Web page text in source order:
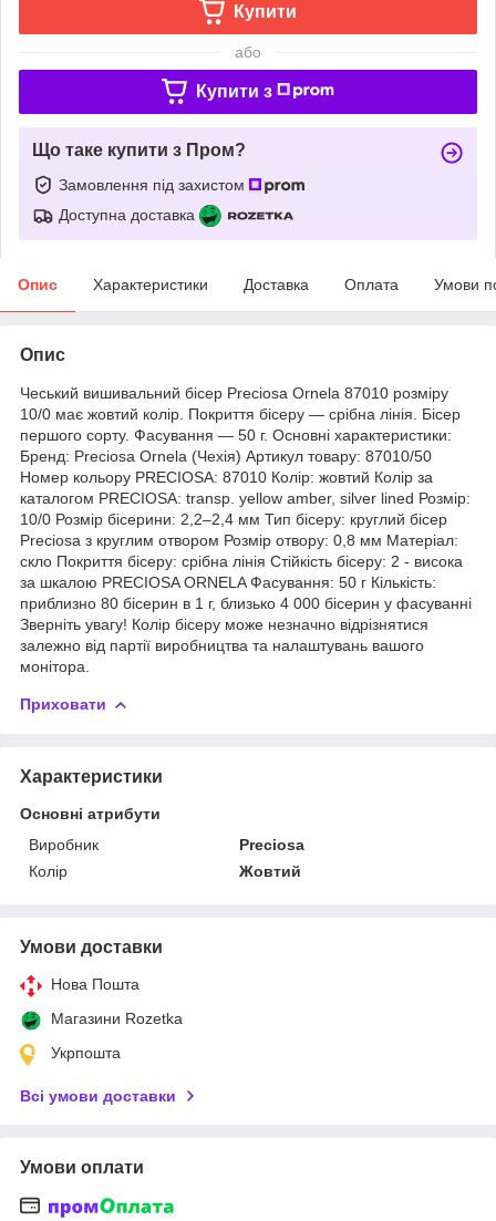
Купити
або
Купити з
Що таке купити з Пром?
Замовлення під захистом
Доступна доставка
Опис Характеристики Доставка Оплата Умови
Опис
Чеський вишивальний бісер Preciosa Ornela 87010 розміру
10/0 має жовтий колір. Покриття бісеру — срібна лінія. Бісер
першого сорту. Фасування — 50 г. Основні характеристики:
Бренд: Preciosa Ornela (Чехія) Артикул товару: 87010/50
Номер кольору PRECIOSA: 87010 Колір: жовтий Колір за
каталогом PRECIOSA: transp. yellow amber, silver lined Розмір:
10/0 Розмір бісерини: 2,2–2,4 мм Тип бісеру: круглий бісер
Preciosa з круглим отвором Розмір отвору: 0,8 мм Матеріал:
скло Покриття бісеру: срібна лінія Стійкість бісеру: 2 - висока
за шкалою PRECIOSA ORNELA Фасування: 50 г Кількість:
приблизно 80 бісерин в 1 г, близько 4 000 бісерин у фасуванні
Зверніть увагу! Колір бісеру може незначно відрізнятися
залежно від партії виробництва та налаштувань вашого
монітора.
Приховати
Характеристики
Основні атрибути
Виробник
Preciosa
Колір
Жовтий
Умови доставки
Нова Пошта
Магазини Rozetka
Укрпошта
Всі умови доставки
Умови оплати